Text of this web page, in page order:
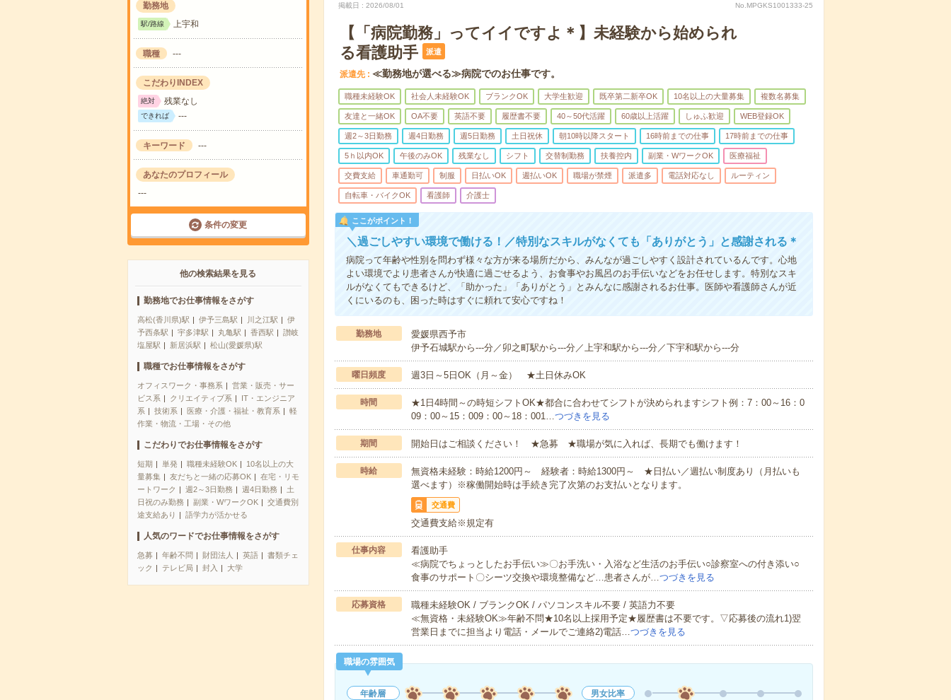
勤務地
駅/路線 上宇和
職種 ---
こだわりINDEX
絶対 残業なし
できれば ---
キーワード ---
あなたのプロフィール
---
条件の変更
他の検索結果を見る
勤務地でお仕事情報をさがす
高松(香川県)駅 伊予三島駅 川之江駅
伊
予西条駅
宇多津駅 丸亀駅 香西駅
讃岐
塩屋駅
新居浜駅 松山(愛媛県)駅
職種でお仕事情報をさがす
オフィスワーク・事務系
営業・販売・サー
ビス系
クリエイティブ系
IT・エンジニア
系
技術系 医療・介護・福祉・教育系
軽
作業・物流・工場・その他
こだわりでお仕事情報をさがす
短期 単発 職種未経験OK
10名以上の大
量募集
友だちと一緒の応募OK
在宅・リモ
ートワーク
週2～3日勤務 週4日勤務
土
日祝のみ勤務
副業・WワークOK
交通費別
途支給あり
語学力が活かせる
人気のワードでお仕事情報をさがす
急募 年齢不問 財団法人 英語
書類チェ
ック
テレビ局 封入 大学
掲載日 2026/08/01 No.MPGKS1001333-25
【「病院勤務」ってイイですよ＊】未経験から始められ
る看護助手
派遣
派遣先 ≪勤務地が選べる≫病院でのお仕事です。
職種未経験OK 社会人未経験OK ブランクOK 大学生歓迎 既卒第二新卒OK 10名以上の大量募集 複数名募集
友達と一緒OK OA不要 英語不要 履歴書不要 40～50代活躍 60歳以上活躍 しゅふ歓迎 WEB登録OK
週2～3日勤務 週4日勤務 週5日勤務 土日祝休 朝10時以降スタート 16時前までの仕事 17時前までの仕事
5ｈ以内OK 午後のみOK 残業なし シフト 交替制勤務 扶養控内 副業・WワークOK 医療福祉
交費支給 車通勤可 制服 日払いOK 週払いOK 職場が禁煙 派遣多 電話対応なし ルーティン
自転車・バイクOK 看護師 介護士
ここがポイント！
＼過ごしやすい環境で働ける！／特別なスキルがなくても「ありがとう」と感謝される＊
病院って年齢や性別を問わず様々な方が来る場所だから、みんなが過ごしやすく設計されているんです。心地
よい環境でより患者さんが快適に過ごせるよう、お食事やお風呂のお手伝いなどをお任せします。特別なスキ
ルがなくてもできるけど、「助かった」「ありがとう」とみんなに感謝されるお仕事。医師や看護師さんが近
くにいるのも、困った時はすぐに頼れて安心ですね！
勤務地
愛媛県西予市
伊予石城駅から---分／卯之町駅から---分／上宇和駅から---分／下宇和駅から---分
曜日頻度 週3日～5日OK（月～金） ★土日休みOK
時間
★1日4時間～の時短シフトOK★都合に合わせてシフトが決められますシフト例：7：00～16：0
09：00～15：009：00～18：001…つづきを見る
期間 開始日はご相談ください！ ★急募 ★職場が気に入れば、長期でも働けます！
時給
無資格未経験：時給1200円～ 経験者：時給1300円～ ★日払い／週払い制度あり（月払いも
選べます）※稼働開始時は手続き完了次第のお支払いとなります。
交通費
交通費支給※規定有
仕事内容
看護助手
≪病院でちょっとしたお手伝い≫〇お手洗い・入浴など生活のお手伝い○診察室への付き添い○
食事のサポート〇シーツ交換や環境整備など…患者さんが…つづきを見る
応募資格
職種未経験OK / ブランクOK / パソコンスキル不要 / 英語力不要
≪無資格・未経験OK≫年齢不問★10名以上採用予定★履歴書は不要です。▽応募後の流れ1)翌
営業日までに担当より電話・メールでご連絡2)電話…つづきを見る
職場の雰囲気
年齢層
男女比率